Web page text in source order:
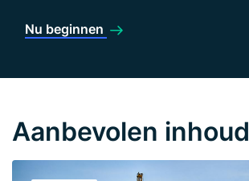
Nu beginnen
Aanbevolen inhoud